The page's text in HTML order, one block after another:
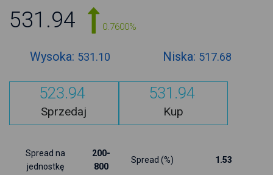
531.94 0.7600%
Wysoka: 531.10 Niska: 517.68
523.94
Sprzedaj
531.94
Kup
Spread na
jednostkę
200-
800
Spread (%) 1.53